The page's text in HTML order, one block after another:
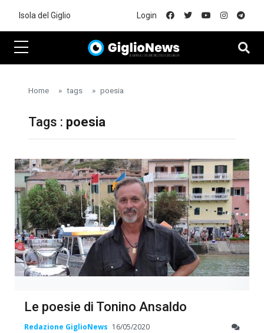
Isola del Giglio Login
Home tags poesia
Tags : poesia
Le poesie di Tonino Ansaldo
Redazione GiglioNews 16/05/2020